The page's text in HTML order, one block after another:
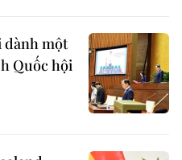
dành một
Quốc hội